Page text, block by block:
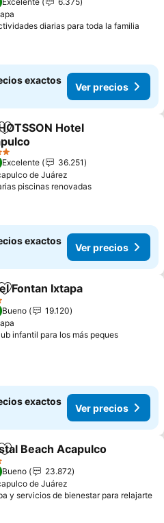
diarias para toda la familia
exactos
Ver precios
Agregar a favoritos
Hotel
Excelente
36.251
de Juárez
piscinas renovadasVer precios
exactos
Ver precios
Agregar a favoritos
Fontan Ixtapa
Bueno
19.120
infantil para los más pequesVer
exactos
Ver precios
Agregar a favoritos
Beach Acapulco
Bueno
23.872
de Juárez
y servicios de bienestar para relajarte